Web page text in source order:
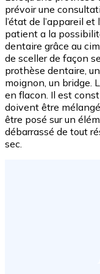
prévoir une
l’état de l’appareil
patient a la
dentaire grâce au
de sceller de façon
prothèse dentaire,
moignon, un bridge.
en flacon. Il est
doivent être
être posé sur un
débarrassé de tout
sec.